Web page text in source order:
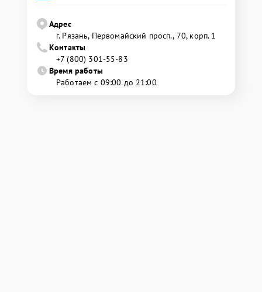
Адрес
г. Рязань, Первомайский просп., 70, корп. 1
Контакты
+7 (800) 301-55-83
Время работы
Работаем с 09:00 до 21:00